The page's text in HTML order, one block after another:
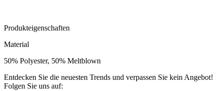
Produkteigenschaften
Material
50% Polyester, 50% Meltblown
Entdecken Sie die neuesten Trends und verpassen Sie kein Angebot!
Folgen Sie uns auf: